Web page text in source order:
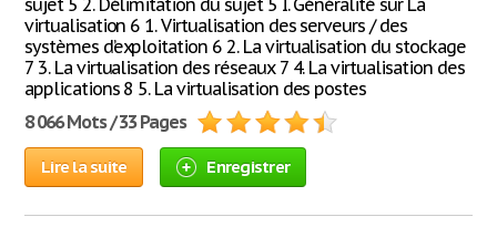
sujet 5 2. Délimitation du sujet 5 I. Généralité sur La
virtualisation 6 1. Virtualisation des serveurs / des
systèmes d’exploitation 6 2. La virtualisation du stockage
7 3. La virtualisation des réseaux 7 4. La virtualisation des
applications 8 5. La virtualisation des postes
8 066 Mots / 33 Pages
Lire la suite Enregistrer